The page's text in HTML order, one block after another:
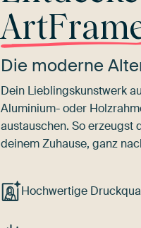
Die moderne
Dein Lieblingskunstwerk
Aluminium- oder
austauschen. So erzeugst
deinem Zuhause, ganz
Hochwertige